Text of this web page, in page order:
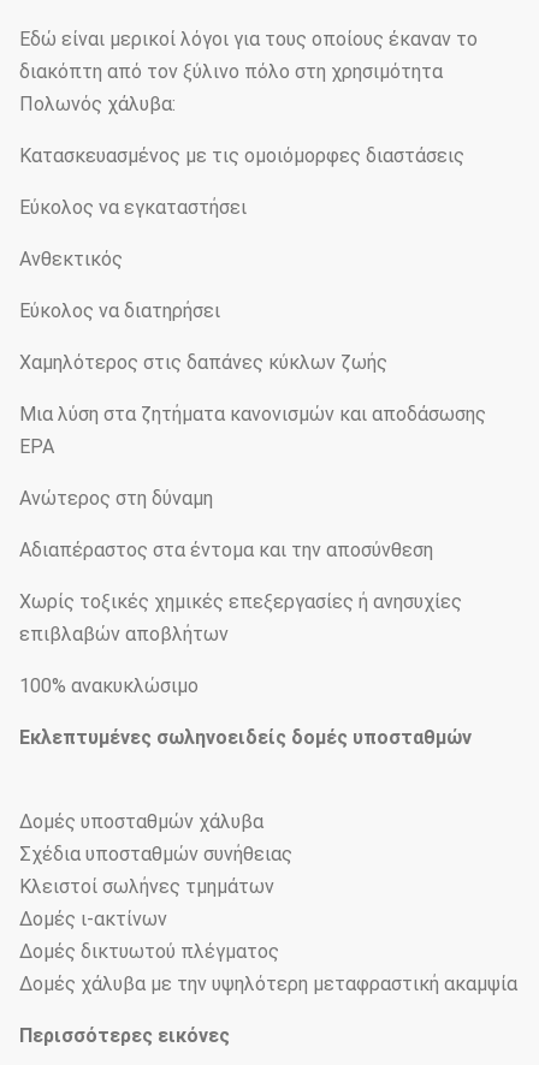
Εδώ είναι μερικοί λόγοι για τους οποίους έκαναν το
διακόπτη από τον ξύλινο πόλο στη χρησιμότητα
Πολωνός χάλυβα:
Κατασκευασμένος με τις ομοιόμορφες διαστάσεις
Εύκολος να εγκαταστήσει
Ανθεκτικός
Εύκολος να διατηρήσει
Χαμηλότερος στις δαπάνες κύκλων ζωής
Μια λύση στα ζητήματα κανονισμών και αποδάσωσης
EPA
Ανώτερος στη δύναμη
Αδιαπέραστος στα έντομα και την αποσύνθεση
Χωρίς τοξικές χημικές επεξεργασίες ή ανησυχίες
επιβλαβών αποβλήτων
100% ανακυκλώσιμο
Εκλεπτυμένες σωληνοειδείς δομές υποσταθμών
Δομές υποσταθμών χάλυβα
Σχέδια υποσταθμών συνήθειας
Κλειστοί σωλήνες τμημάτων
Δομές ι-ακτίνων
Δομές δικτυωτού πλέγματος
Δομές χάλυβα με την υψηλότερη μεταφραστική ακαμψία
Περισσότερες εικόνες